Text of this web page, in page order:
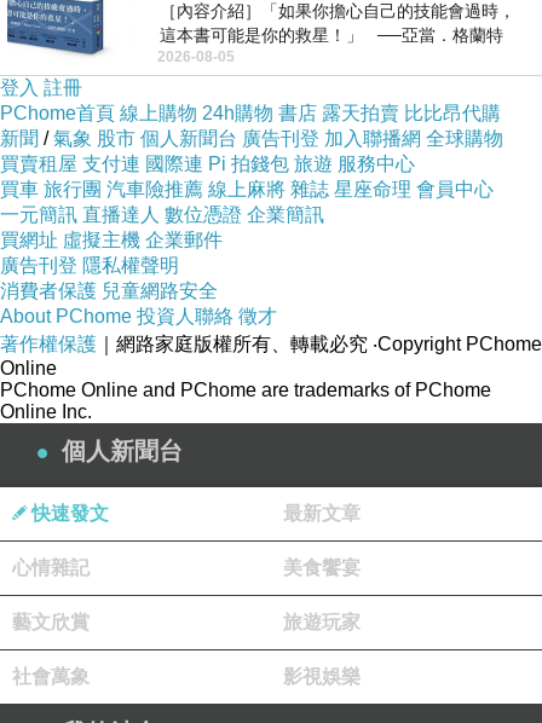
［內容介紹］「如果你擔心自己的技能會過時，
這本書可能是你的救星！」 ──亞當．格蘭特
（Adam Grant），《
2026-08-05
登入 註冊
PChome首頁 線上購物 24h購物 書店 露天拍賣 比比昂代購
新聞 /氣象 股市 個人新聞台 廣告刊登 加入聯播網 全球購物
買賣租屋 支付連 國際連 Pi 拍錢包 旅遊 服務中心
買車 旅行團 汽車險推薦 線上麻將 雜誌 星座命理 會員中心
一元簡訊 直播達人 數位憑證 企業簡訊
買網址 虛擬主機 企業郵件
廣告刊登 隱私權聲明
消費者保護 兒童網路安全
About PChome 投資人聯絡 徵才
著作權保護 ｜網路家庭版權所有、轉載必究 ‧Copyright PChome
Online
PChome Online and PChome are trademarks of PChome
Online Inc.
個人新聞台
快速發文 最新文章
心情雜記 美食饗宴
藝文欣賞 旅遊玩家
社會萬象 影視娛樂